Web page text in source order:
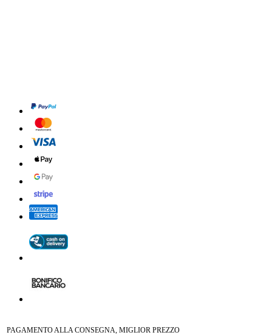
PAGAMENTO ALLA CONSEGNA, MIGLIOR PREZZO